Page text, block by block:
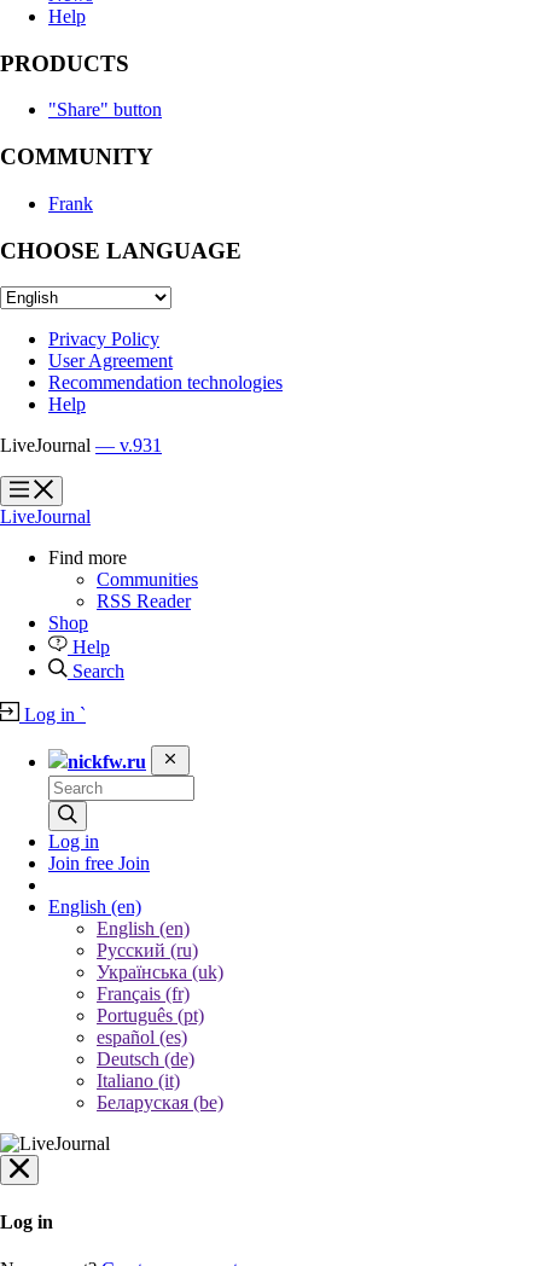
Help
PRODUCTS
"Share" button
COMMUNITY
Frank
CHOOSE LANGUAGE
Privacy Policy
User Agreement
Recommendation technologies
Help
LiveJournal — v.931
?
?
LiveJournal
Find more
Communities
RSS Reader
Shop
Help
Search
Log in `
nickfw.ru
Log in
Join free Join
English (en)
English (en)
Русский (ru)
Українська (uk)
Français (fr)
Português (pt)
español (es)
Deutsch (de)
Italiano (it)
Беларуская (be)
Log in